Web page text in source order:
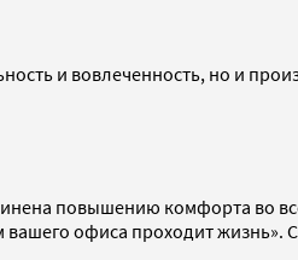
и вовлеченность, но и
повышению комфорта во
офиса проходит жизнь».